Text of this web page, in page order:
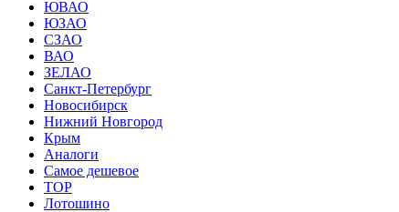
ЮВАО
ЮЗАО
СЗАО
ВАО
ЗЕЛАО
Санкт-Петербург
Новосибирск
Нижний Новгород
Крым
Аналоги
Самое дешевое
TOP
Лотошино